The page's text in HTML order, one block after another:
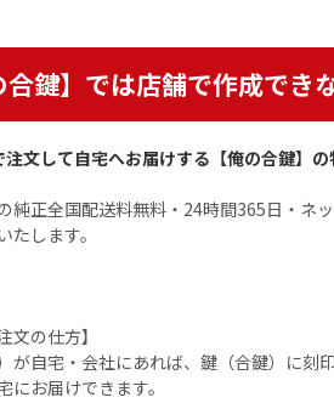
合鍵】では店舗で作成でき
文して自宅へお届けする【俺の合鍵】の
純正全国配送料無料・24時間365日・ネ
たします。
文の仕方】
が自宅・会社にあれば、鍵（合鍵）に刻
にお届けできます。